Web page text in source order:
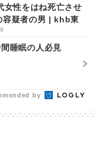
性をはね死亡させ
容疑者の男 | khb東
睡眠の人必見
by